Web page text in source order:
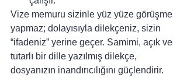
Vize memuru sizinle yüz yüze görüşme
yapmaz; dolayısıyla dilekçeniz, sizin
“ifadeniz” yerine geçer. Samimi, açık ve
tutarlı bir dille yazılmış dilekçe,
dosyanızın inandırıcılığını güçlendirir.